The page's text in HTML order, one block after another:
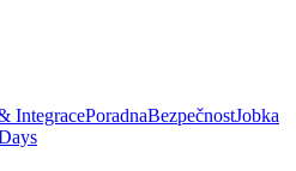
IntegracePoradnaBezpečnostJobka